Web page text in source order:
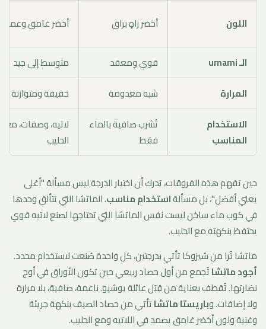
اللون أخضر زاهٍ براق أخضر غامق وعميق
الـ umami قوي ومعقد
متوسط إلى جيد
المرارة
شبه معدومة
خفيفة ومتوازنة
الاستخدام
المناسب
تُشرب صافية بالماء
فقط
لاتيه، وصفات، مع
الحليب
حين تفهم هذه الفروقات، تدرك أن اختيار الدرجة ليس مسألة "أغلى
يعني أفضل"، بل مسألةاستخدام مناسب. الماتشا التي تتألق وحدها
في كوب ماء ساخن ليست نفس الماتشا التي تحتاجها لصنع لاتيه قوي
يحتفظ بنكهته مع الحليب.
ماتشا تُرا من شيزوكا تأتي بدرجتين، كل واحدة صُنعت لاستخدام محدد.
أجود ماتشاتُجمع من أول حصاد ربيعي حين تكون الأوراق في أوج
نضارتها. تُقطف بعناية من قِبَل عائلة يوشيو. ناعمة، صافية، بلا مرارة
ولا إضافات. وباريستا ماتشاتأتي من حصاد الصيف بنكهة جريئة
وغنية ولون أخضر غامق يصمد في اللاتيه ومع الحليب.